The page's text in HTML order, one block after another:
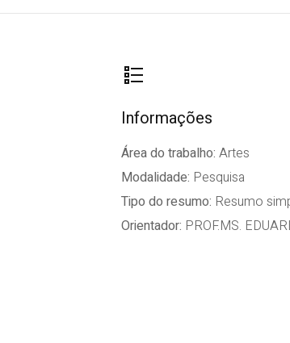
Informações
Área do trabalho: Artes
Modalidade: Pesquisa
Tipo do resumo: Resumo
Orientador: PROF.MS.